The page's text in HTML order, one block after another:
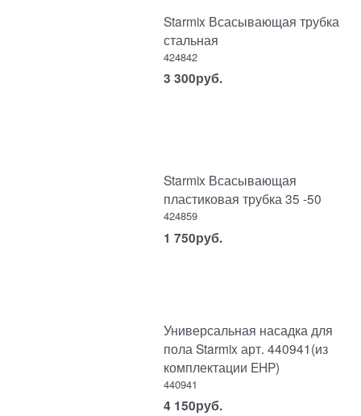
Starmix Всасывающая трубка
стальная
424842
3 300руб.
Starmix Всасывающая
пластиковая трубка 35 -50
424859
1 750руб.
Универсальная насадка для
пола Starmix арт. 440941(из
комплектации EHP)
440941
4 150руб.